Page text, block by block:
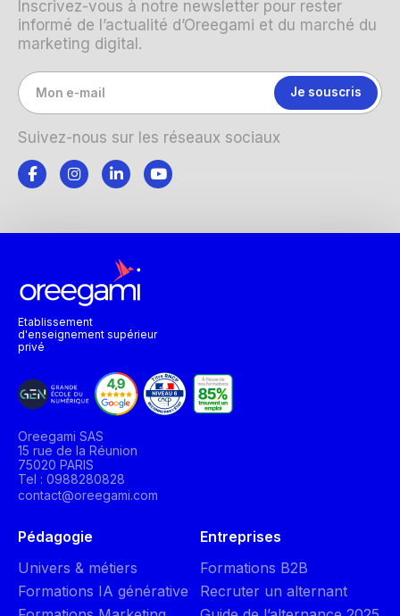
Inscrivez-vous à notre newsletter pour rester
informé de l’actualité d’Oreegami et du marché du
marketing digital.
Suivez-nous sur les réseaux sociaux
Etablissement
d'enseignement supérieur
privé
Oreegami SAS
15 rue de la Réunion
75020 PARIS
Tel : 0988280828
contact@oreegami.com
Pédagogie
Univers & métiers
Formations IA générative
Entreprises
Formations B2B
Recruter un alternant